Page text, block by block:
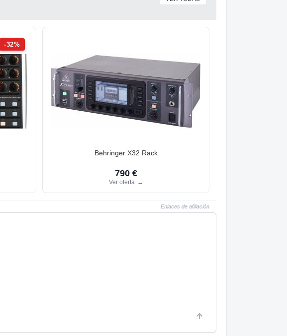
-32%
Behringer X32 Rack
790 €
Ver oferta →
Enlaces de afiliación